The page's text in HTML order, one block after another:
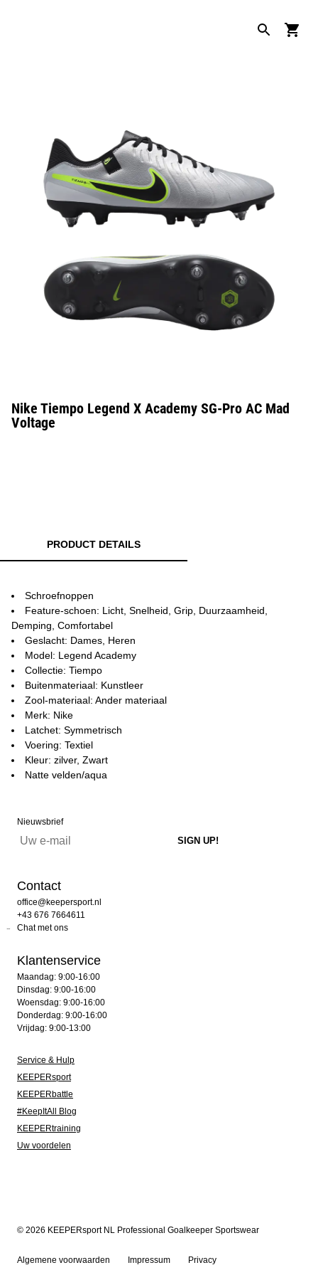
Nike Tiempo Legend X Academy SG-Pro AC Mad
Voltage
PRODUCT DETAILS
Schroefnoppen
Feature-schoen: Licht, Snelheid, Grip, Duurzaamheid,
Demping, Comfortabel
Geslacht: Dames, Heren
Model: Legend Academy
Collectie: Tiempo
Buitenmateriaal: Kunstleer
Zool-materiaal: Ander materiaal
Merk: Nike
Latchet: Symmetrisch
Voering: Textiel
Kleur: zilver, Zwart
Natte velden/aqua
Nieuwsbrief
Contact
office@keepersport.nl
+43 676 7664611
Chat met ons
Klantenservice
Maandag: 9:00-16:00
Dinsdag: 9:00-16:00
Woensdag: 9:00-16:00
Donderdag: 9:00-16:00
Vrijdag: 9:00-13:00
Service & Hulp
KEEPERsport
KEEPERbattle
#KeepItAll Blog
KEEPERtraining
Uw voordelen
© 2026 KEEPERsport NL Professional Goalkeeper Sportswear
Algemene voorwaarden Impressum Privacy